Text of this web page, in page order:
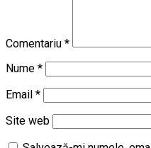
Comentariu *
Nume *
Email *
Site web